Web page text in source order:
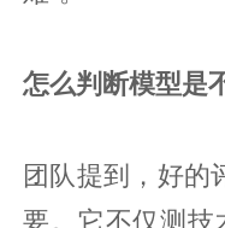
怎么判断模型是
团队提到，好的
要。它不仅测技